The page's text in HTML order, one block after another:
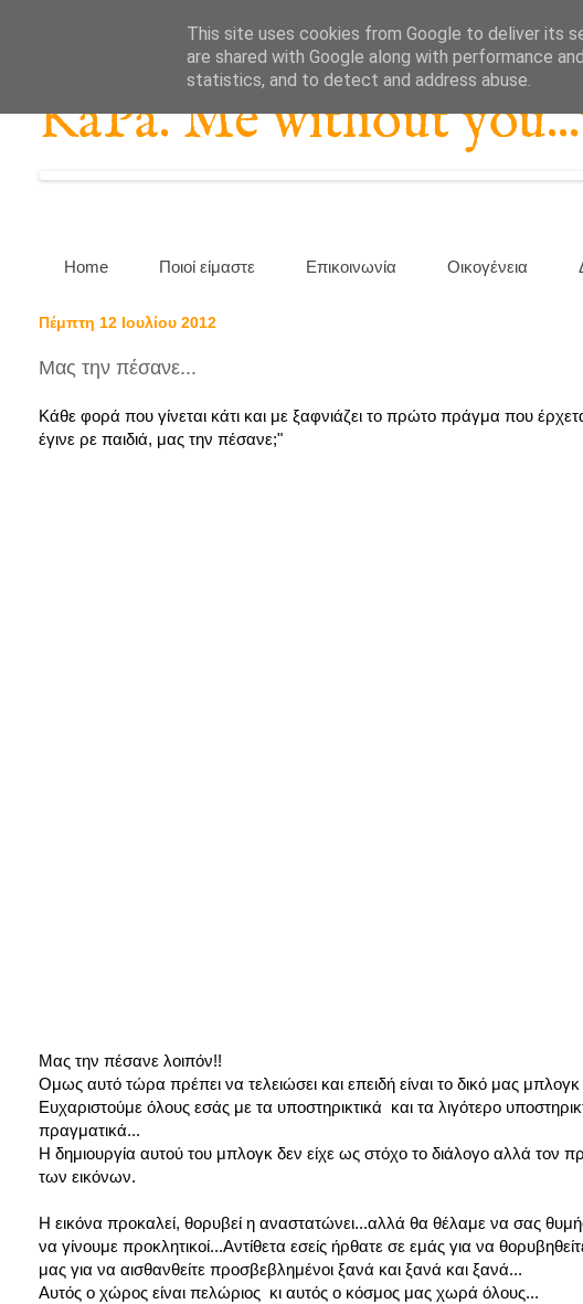
KaPa. Me without
Home Ποιοί είμαστε Επικοινωνία Οικογένεια
Πέμπτη 12 Ιουλίου 2012
Μας την πέσανε...
Κάθε φορά που γίνεται κάτι και με ξαφνιάζει το πρώτο πράγμα που
έγινε ρε παιδιά, μας την πέσανε;"
Μας την πέσανε λοιπόν!!
Ομως αυτό τώρα πρέπει να τελειώσει και επειδή είναι το δικό μας μπλογκ
Ευχαριστούμε όλους εσάς με τα υποστηρικτικά και τα λιγότερο
πραγματικά...
Η δημιουργία αυτού του μπλογκ δεν είχε ως στόχο το διάλογο αλλά τον
των εικόνων.
Η εικόνα προκαλεί, θορυβεί η αναστατώνει...αλλά θα θέλαμε να σας
να γίνουμε προκλητικοί...Αντίθετα εσείς ήρθατε σε εμάς για να
μας για να αισθανθείτε προσβεβλημένοι ξανά και ξανά και ξανά...
Αυτός ο χώρος είναι πελώριος κι αυτός ο κόσμος μας χωρά όλους...
This site uses cookies from Google to deliver its
are shared with Google along with performance
statistics, and to detect and address abuse.